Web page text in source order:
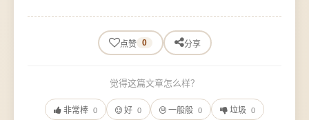
点赞 0 分享
觉得这篇文章怎么样？
非常棒 0 好 0 一般般 0 垃圾 0